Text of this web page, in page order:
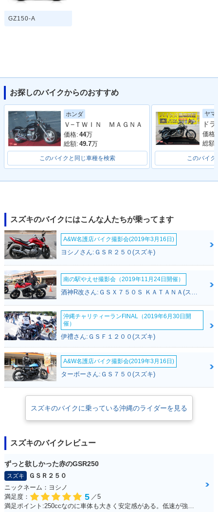
GZ150-A
お探しのバイクからのおすすめ
ホンダ
Ｖ−ＴＷＩＮ ＭＡＧＮＡ
価格: 44万
総額: 49.7万
このバイクと同じ車種を検索
ヤマ
価格:
総額:
このバイク
スズキのバイクにはこんな人たちが乗ってます
A&W名護店バイク撮影会(2019年3月16日)
ヨシノさん:ＧＳＲ２５０(スズキ)
南の駅やえせ撮影会（2019年11月24日開催）
沖縄チャリティーランFINAL（2019年6月30日開
催）
伊禮さん:ＧＳＦ１２００(スズキ)
A&W名護店バイク撮影会(2019年3月16日)
ターボーさん:ＧＳ７５０(スズキ)
スズキのバイクに乗っている沖縄のライダーを見る
スズキのバイクレビュー
ずっと欲しかった赤のGSR250
スズキ
ＧＳＲ２５０
ニックネーム：ヨシノ
満足度：
5 ／5
満足ポイント:250ccなのに車体も大きく安定感がある。低速が強いのエンスト知らず。